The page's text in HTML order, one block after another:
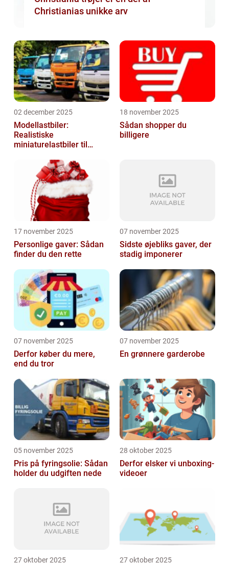
Christianias unikke arv
02 december 2025
Modellastbiler:
Realistiske
miniaturelastbiler til
18 november 2025
Sådan shopper du
billigere
17 november 2025
Personlige gaver: Sådan
finder du den rette
07 november 2025
Sidste øjebliks gaver, der
stadig imponerer
07 november 2025
Derfor køber du mere,
end du tror
07 november 2025
En grønnere garderobe
05 november 2025
Pris på fyringsolie: Sådan
holder du udgiften nede
28 oktober 2025
Derfor elsker vi unboxing-
videoer
27 oktober 2025 27 oktober 2025